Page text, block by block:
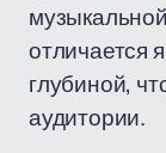
отличается
глубиной,
аудитории.